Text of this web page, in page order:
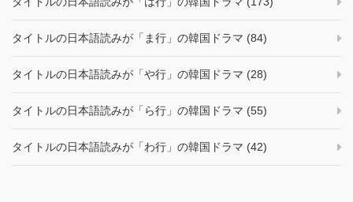
タイトルの日本語読みが「ま行」の韓国ドラマ (84)
タイトルの日本語読みが「や行」の韓国ドラマ (28)
タイトルの日本語読みが「ら行」の韓国ドラマ (55)
タイトルの日本語読みが「わ行」の韓国ドラマ (42)